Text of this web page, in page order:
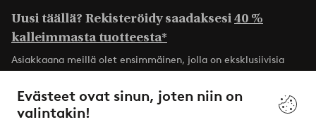
Evästeet ovat sinun, joten niin on
valintakin!
Uusi täällä? Rekisteröidy saadaksesi40 %
kalleimmasta tuotteesta*
Asiakkaana meillä olet ensimmäinen, jolla on eksklusiivisia
tarjouksia, jännittäviä uutisia ja paljon inspiraatiota.
Rekisteröidy itse